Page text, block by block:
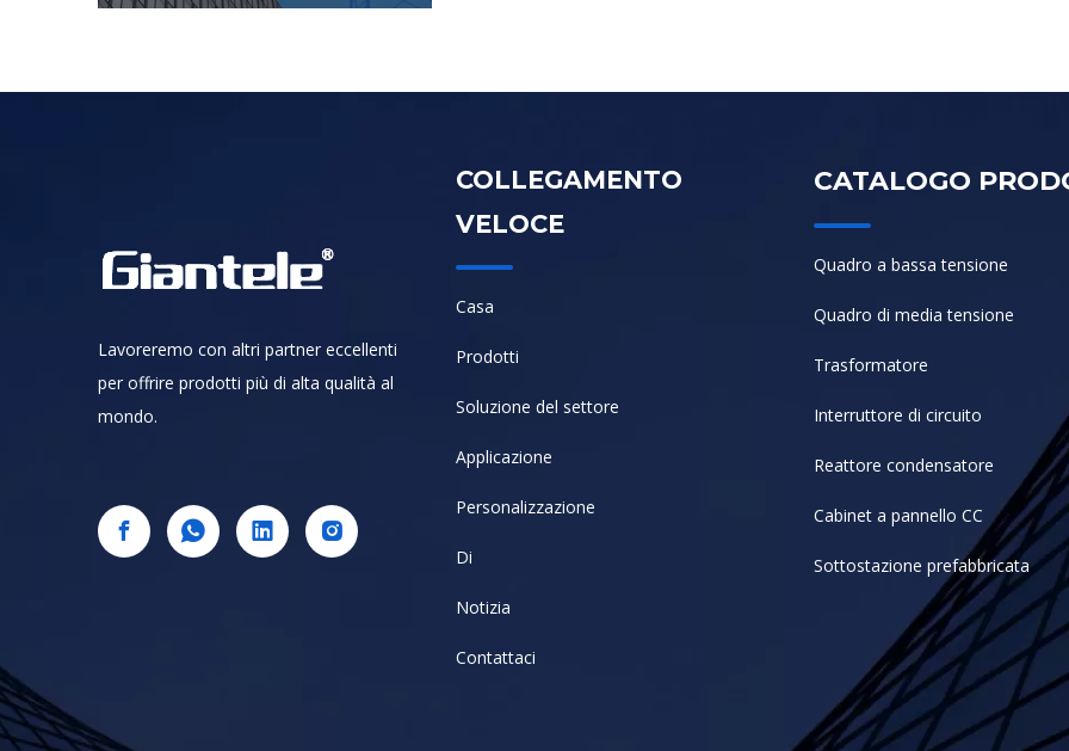
Lavoreremo con altri partner eccellenti
per offrire prodotti più di alta qualità al
mondo.
COLLEGAMENTO
VELOCE
Casa
Prodotti
Soluzione del settore
Applicazione
Personalizzazione
Di
Notizia
Contattaci
CATALOGO
Quadro a bassa tensione
Quadro di media tensione
Trasformatore
Interruttore di circuito
Reattore condensatore
Cabinet a pannello CC
Sottostazione prefabbricata